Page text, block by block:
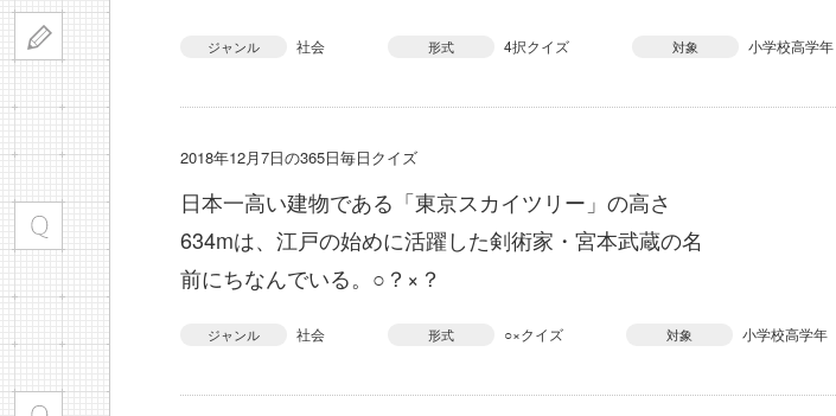
ジャンル 社会 形式 4択クイズ 対象 小学校高学年
2018年12月7日の365日毎日クイズ
日本一高い建物である「東京スカイツリー」の高さ
634mは、江戸の始めに活躍した剣術家・宮本武蔵の名
前にちなんでいる。○？×？
ジャンル 社会 形式 ○×クイズ 対象 小学校高学年